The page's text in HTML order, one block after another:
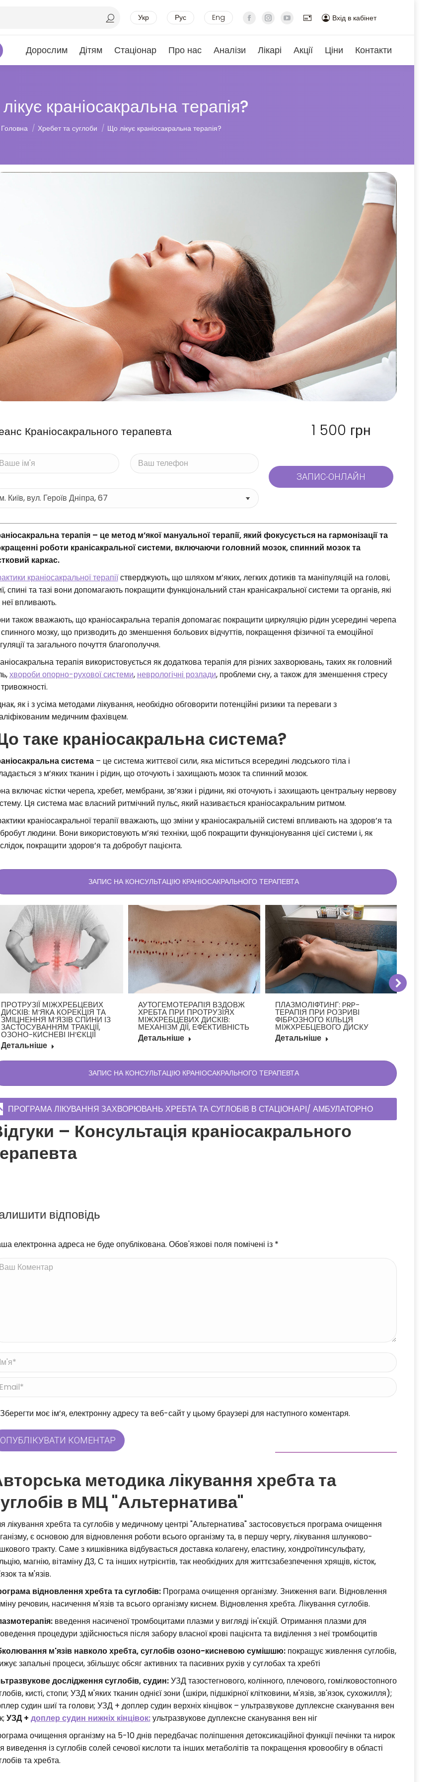
Укр Рус Eng Вхід в кабінет
Дорослим Дітям Стаціонар Про нас Аналізи Лікарі Акції Ціни Контакти
краніосакральна терапія?
Ви тут:
Головна Хребет та суглоби Що лікує краніосакральна терапія?
Краніосакрального терапевта 1 500 грн
терапія – це метод м’якої мануальної терапії, який фокусується на гармонізації та
роботи кранісакральної системи, включаючи головний мозок, спинний мозок та
каркас.
краніосакральної терапіїстверджують, що шляхом м’яких, легких дотиків та маніпуляцій на голові,
спині та тазі вони допомагають покращити функціональний стан кранісакральної системи та органів, які
впливають.
також вважають, що краніосакральна терапія допомагає покращити циркуляцію рідин усередині черепа
мозку, що призводить до зменшення больових відчуттів, покращення фізичної та емоційної
та загального почуття благополуччя.
терапія використовується як додаткова терапія для різних захворювань, таких як головний
хвороби опорно-рухової системи, неврологічні розлади, проблеми сну, а також для зменшення стресу
як і з усіма методами лікування, необхідно обговорити потенційні ризики та переваги з
медичним фахівцем.
таке краніосакральна система?
система– це система життєвої сили, яка міститься всередині людського тіла і
з м’яких тканин і рідин, що оточують і захищають мозок та спинний мозок.
включає кістки черепа, хребет, мембрани, зв’язки і рідини, які оточують і захищають центральну нервову
Ця система має власний ритмічний пульс, який називається краніосакральним ритмом.
краніосакральної терапії вважають, що зміни у краніосакральній системі впливають на здоров’я та
людини. Вони використовують м’які техніки, щоб покращити функціонування цієї системи і, як
покращити здоров’я та добробут пацієнта.
ЗАПИС НА КОНСУЛЬТАЦІЮ КРАНІОСАКРАЛЬНОГО ТЕРАПЕВТА
ПРОТРУЗІЇ МІЖХРЕБЦЕВИХ
ДИСКІВ: М’ЯКА КОРЕКЦІЯ ТА
ЗМІЦНЕННЯ М’ЯЗІВ СПИНИ ІЗ
ЗАСТОСУВАННЯМ ТРАКЦІЇ,
ОЗОНО-КИСНЕВІ ІН’ЄКЦІЇ
Детальніше
АУТОГЕМОТЕРАПІЯ ВЗДОВЖ
ХРЕБТА ПРИ ПРОТРУЗІЯХ
МІЖХРЕБЦЕВИХ ДИСКІВ:
МЕХАНІЗМ ДІЇ, ЕФЕКТИВНІСТЬ
Детальніше
ПЛАЗМОЛІФТИНГ: PRP-
ТЕРАПІЯ ПРИ РОЗРИВІ
ФІБРОЗНОГО КІЛЬЦЯ
МІЖХРЕБЦЕВОГО ДИСКУ
Детальніше
ЗАПИС НА КОНСУЛЬТАЦІЮ КРАНІОСАКРАЛЬНОГО ТЕРАПЕВТА
ПРОГРАМА ЛІКУВАННЯ ЗАХВОРЮВАНЬ ХРЕБТА ТА СУГЛОБІВ В СТАЦІОНАРІ/ АМБУЛАТОРНО
– Консультація краніосакрального
відповідь
електронна адреса не буде опублікована. Обов'язкові поля помічені із *
Коментар
*
*
сайт
Зберегти моє ім’я, електронну адресу та веб-сайт у цьому браузері для наступного коментаря.
ОПУБЛІКУВАТИ КОМЕНТАР
методика лікування хребта та
в МЦ "Альтернатива"
лікування хребта та суглобів у медичному центрі "Альтернатива" застосовується програма очищення
є основою для відновлення роботи всього організму та, в першу чергу, лікування шлунково-
тракту. Саме з кишківника відбувається доставка колагену, еластину, хондроїтинсульфату,
магнію, вітаміну Д3, С та інших нутрієнтів, так необхідних для життєзабезпечення хрящів, кісток,
та м'язів.
відновлення хребта та суглобів:Програма очищення організму. Зниження ваги. Відновлення
речовин, насичення м'язів та всього організму киснем. Відновлення хребта. Лікування суглобів.
введення насиченої тромбоцитами плазми у вигляді ін'єкцій. Отримання плазми для
процедури здійснюється після забору власної крові пацієнта та виділення з неї тромбоцитів
м'язів навколо хребта, суглобів озоно-кисневою сумішшю:покращує живлення суглобів,
запальні процеси, збільшує обсяг активних та пасивних рухів у суглобах та хребті
дослідження суглобів, судин:УЗД тазостегнового, колінного, плечового, гомілковостопного
кисті, стопи; УЗД м'яких тканин однієї зони (шкіри, підшкірної клітковини, м'язів, зв'язок, сухожилля);
судин шиї та голови; УЗД + доплер судин верхніх кінцівок – ультразвукове дуплексне сканування вен
УЗД + доплер судин нижніх кінцівок:ультразвукове дуплексне сканування вен ніг
очищення організму на 5-10 днів передбачає поліпшення детоксикаційної функції печінки та нирок
виведення із суглобів солей сечової кислоти та інших метаболітів та покращення кровообігу в області
та хребта.